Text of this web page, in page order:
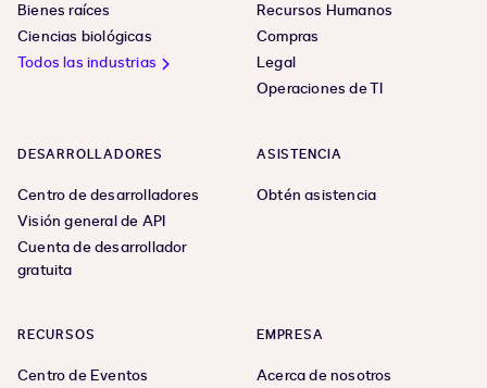
Bienes raíces
Ciencias biológicas
Todos las industrias
Recursos Humanos
Compras
Legal
Operaciones de TI
DESARROLLADORES
Centro de desarrolladores
Visión general de API
Cuenta de desarrollador
gratuita
ASISTENCIA
Obtén asistencia
RECURSOS
Centro de Eventos
EMPRESA
Acerca de nosotros